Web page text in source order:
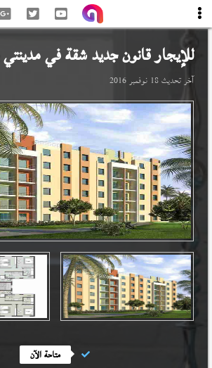
للإيجار قانون جديد شقة فيمدينتي
آخر تحديث18 نوفمبر 2016
متاحة الآن